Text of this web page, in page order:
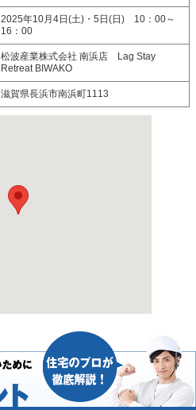
2025年10月4日(土)・5日(日) 10：00～
16：00
松波産業株式会社 南浜店 Lag Stay
Retreat BIWAKO
滋賀県長浜市南浜町1113